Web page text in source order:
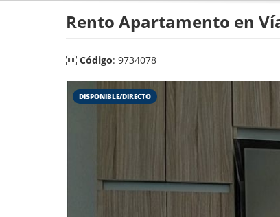
Rento Apartamento en
Código: 9734078
DISPONIBLE/DIRECTO